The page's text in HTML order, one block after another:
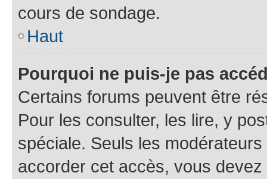
cours de sondage.
Haut
Pourquoi ne puis-je pas
Certains forums peuvent être
Pour les consulter, les lire, y
spéciale. Seuls les
accorder cet accès, vous